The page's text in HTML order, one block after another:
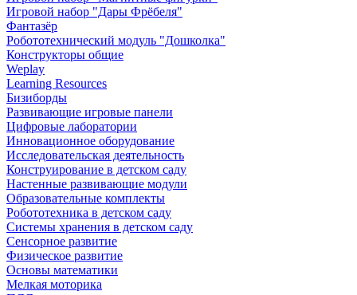
Игровой набор "Дары Фрёбеля"
Фантазёр
Робототехнический модуль "Дошколка"
Конструкторы общие
Weplay
Learning Resources
Бизиборды
Развивающие игровые панели
Цифровые лаборатории
Инновационное оборудование
Исследовательская деятельность
Конструирование в детском саду
Настенные развивающие модули
Образовательные комплекты
Робототехника в детском саду
Системы хранения в детском саду
Сенсорное развитие
Физическое развитие
Основы математики
Мелкая моторика